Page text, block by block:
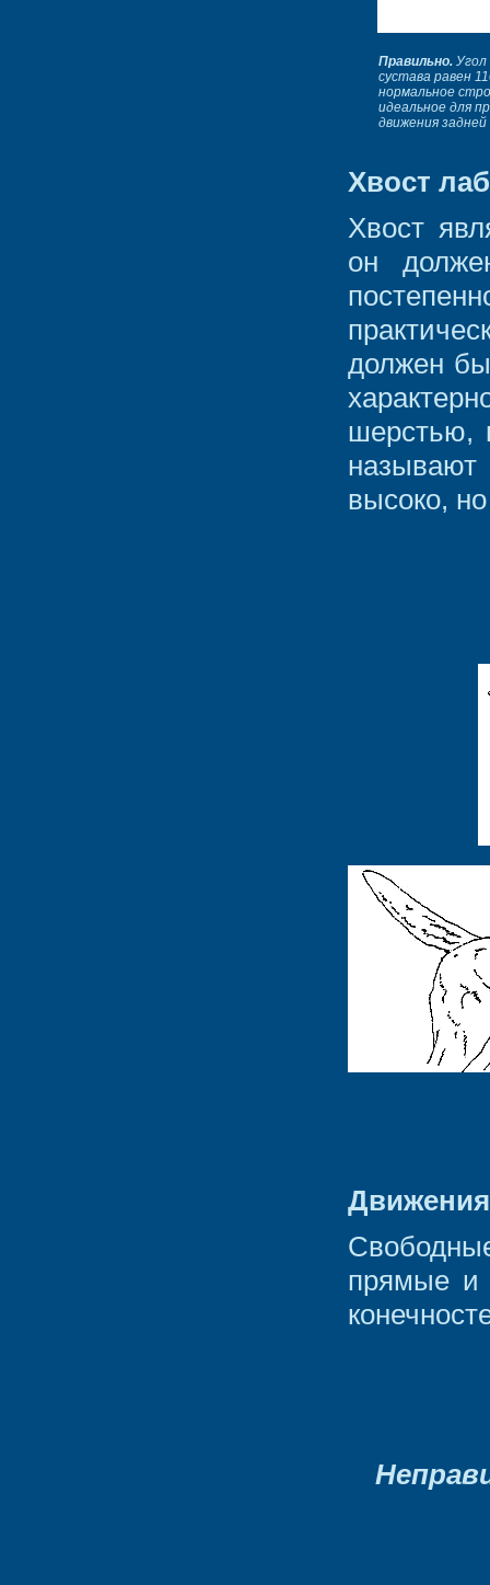
Правильно. Угол
сустава равен
нормальное
идеальное для
движения
Хвост
Хвост
он
должен
шерстью,
высоко, но
прямые и